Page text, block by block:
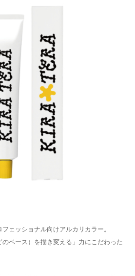
ェッショナル向けアルカリカラー。
のベース）を描き変える」力にこだわった